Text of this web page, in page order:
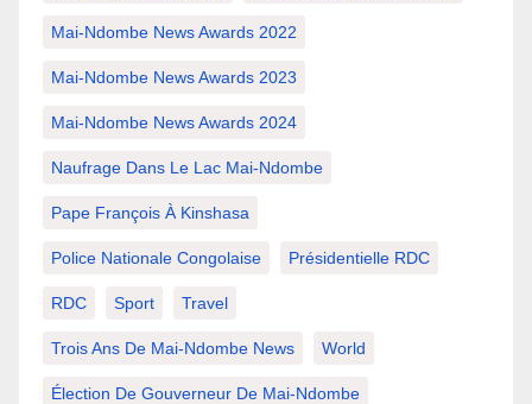
Mai-Ndombe News Awards 2022
Mai-Ndombe News Awards 2023
Mai-Ndombe News Awards 2024
Naufrage Dans Le Lac Mai-Ndombe
Pape François À Kinshasa
Police Nationale Congolaise Présidentielle RDC
RDC Sport Travel
Trois Ans De Mai-Ndombe News World
Élection De Gouverneur De Mai-Ndombe